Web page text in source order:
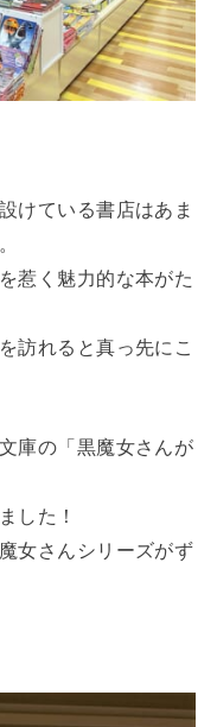
けている書店はあま
惹く魅力的な本がた
訪れると真っ先にこ
庫の「黒魔女さんが
した！
女さんシリーズがず